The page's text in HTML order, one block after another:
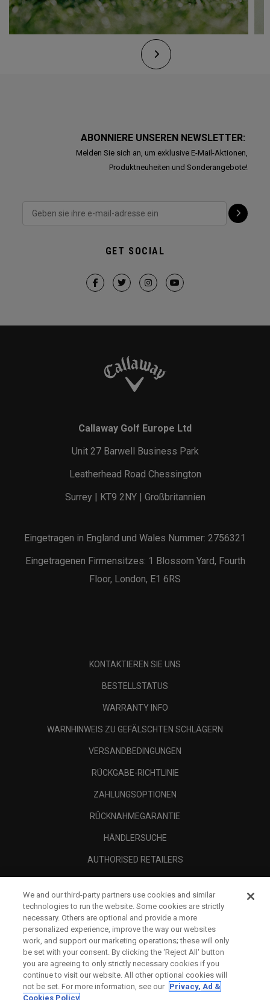
ABONNIERE UNSEREN NEWSLETTER:
Melden Sie sich an, um exklusive E-Mail-Aktionen,
Produktneuheiten und Sonderangebote!
GET SOCIAL
Callaway Golf Europe Ltd
Unit 27 Barwell Business Park
Leatherhead Road Chessington
Surrey | KT9 2NY | Großbritannien
Eingetragen in England und Wales Nummer: 2756321
Eingetragenen Firmensitzes: 1 Blossom Yard, Fourth
Floor, London, E1 6RS
KONTAKTIEREN SIE UNS
BESTELLSTATUS
WARRANTY INFO
WARNHINWEIS ZU GEFÄLSCHTEN SCHLÄGERN
VERSANDBEDINGUNGEN
RÜCKGABE-RICHTLINIE
ZAHLUNGSOPTIONEN
RÜCKNAHMEGARANTIE
HÄNDLERSUCHE
AUTHORISED RETAILERS
UNTERNEHMENSPROFIL
RECHTLICHES-
We and our third-party partners use cookies and similar
technologies to run the website. Some cookies are strictly
necessary. Others are optional and provide a more
personalized experience, improve the way our websites
work, and support our marketing operations; these will only
be set with your consent. By clicking the ‘Reject All' button
you are agreeing to only strictly necessary cookies if you
continue to visit our website. All other optional cookies will
not be set. For more information, see our Privacy, Ad &
Cookies Policy